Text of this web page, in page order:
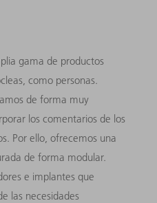
gama de productos
como personas.
de forma muy
los comentarios de los
Por ello, ofrecemos una
de forma modular.
e implantes que
las necesidades